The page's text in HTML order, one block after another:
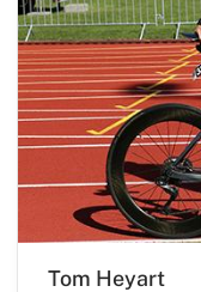
Tom Heyart